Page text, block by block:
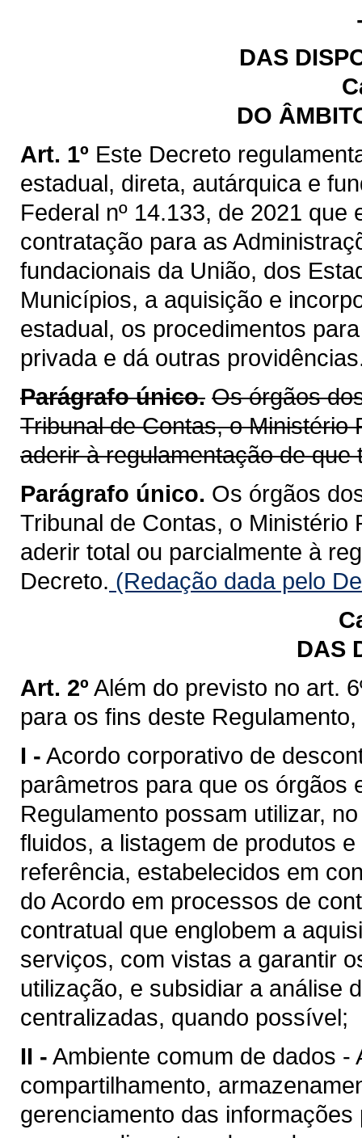
DAS
DO
Art. 1º Este Decreto
estadual, direta, autárquica e
Federal nº 14.133, de 2021
contratação para as
fundacionais da União, dos
Municípios, a aquisição e
estadual, os procedimentos
privada e dá outras
Parágrafo único. Os órgãos
Tribunal de Contas, o Ministério
aderir à regulamentação de que
Parágrafo único. Os órgãos
Tribunal de Contas, o Ministério
aderir total ou parcialmente à
Decreto. (Redação dada pelo
DAS
Art. 2º Além do previsto no art.
para os fins deste
I - Acordo corporativo de
parâmetros para que os órgãos
Regulamento possam utilizar,
fluidos, a listagem de produtos
referência, estabelecidos em
do Acordo em processos de
contratual que englobem a
serviços, com vistas a garantir
utilização, e subsidiar a análise
centralizadas, quando possível;
II - Ambiente comum de dados
compartilhamento,
gerenciamento das